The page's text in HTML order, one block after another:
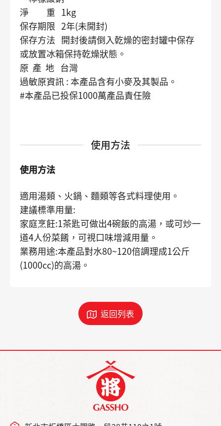
淨 重 1kg
保存期限 2年(未開封)
保存方法 開封後請倒入乾燥的密封罐中保存
或放置冰箱保持乾燥狀態。
原 產 地 台灣
過敏原資訊 : 本產品含有小麥及其製品。
#本產品已投保1000萬產品責任險
使用方法
使用方法
適用湯類、火鍋、麵類等各式料理使用。
建議標準用量:
家庭烹飪:1茶匙可做出4碗飯的高湯，或可炒一
道4人份菜餚，可視口味增減用量。
業務用途:本產品對水80~120倍調理成1公斤
(1000cc)的高湯。
返回列表